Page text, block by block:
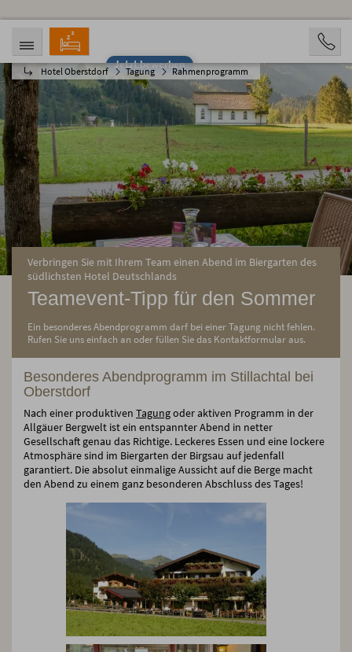
Jetzt bewerben
Hotel Oberstdorf Tagung Rahmenprogramm
ANREISE
07.08.2026
ABREISE
12.08.2026
PERSONEN
2 Personen
BUCHEN
Verbringen Sie mit Ihrem Team einen Abend im Biergarten des
südlichsten Hotel Deutschlands
Teamevent-Tipp für den Sommer
Ein besonderes Abendprogramm darf bei einer Tagung nicht fehlen.
Rufen Sie uns einfach an oder füllen Sie das Kontaktformular aus.
Besonderes Abendprogramm im Stillachtal bei
Oberstdorf
Nach einer produktiven Tagungoder aktiven Programm in der
Allgäuer Bergwelt ist ein entspannter Abend in netter
Gesellschaft genau das Richtige. Leckeres Essen und eine lockere
Atmosphäre sind im Biergarten der Birgsau auf jedenfall
garantiert. Die absolut einmalige Aussicht auf die Berge macht
den Abend zu einem ganz besonderen Abschluss des Tages!